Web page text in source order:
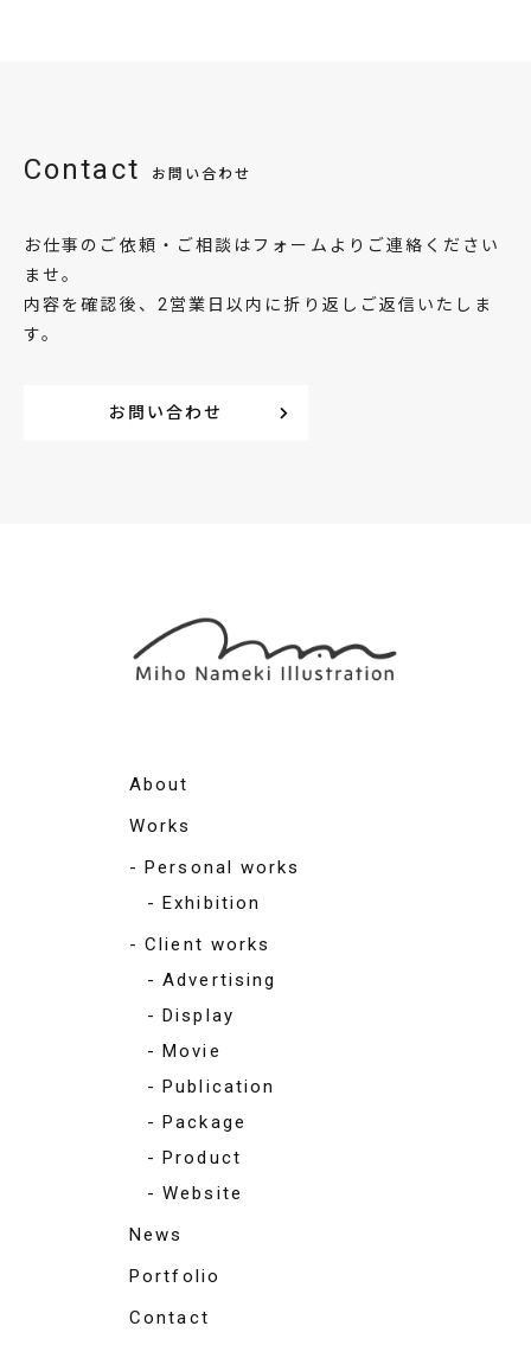
Contact お問い合わせ
お仕事のご依頼・ご相談はフォームよりご連絡ください
ませ。
内容を確認後、2営業日以内に折り返しご返信いたしま
す。
お問い合わせ
About
Works
Personal works
Exhibition
Client works
Advertising
Display
Movie
Publication
Package
Product
Website
News
Portfolio
Contact